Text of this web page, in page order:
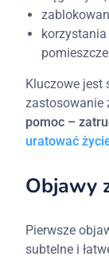
Kluczowe jest
zastosowanie
pomoc –
uratować
Objawy
Pierwsze
subtelne i